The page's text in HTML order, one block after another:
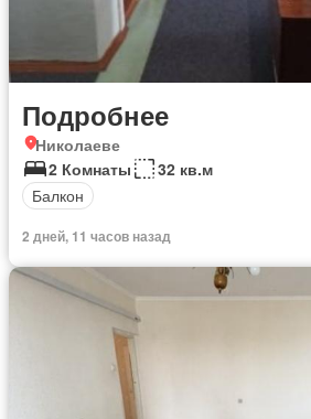
Подробнее
Николаеве
2 Комнаты
32 кв.м
Балкон
2 дней, 11 часов назад